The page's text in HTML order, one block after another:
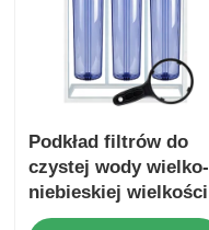
Podkład filtrów do
czystej wody wielko-
niebieskiej wielkości
20" x 4,5" z